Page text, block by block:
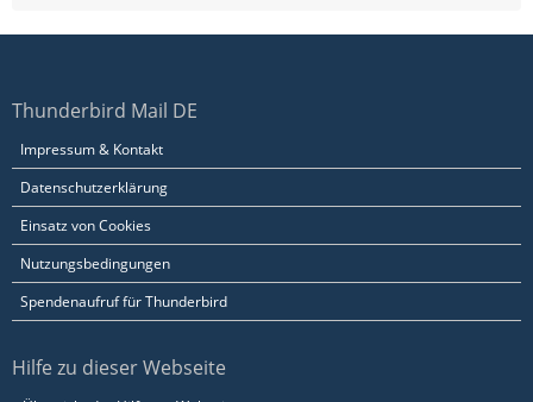
Thunderbird Mail DE
Impressum & Kontakt
Datenschutzerklärung
Einsatz von Cookies
Nutzungsbedingungen
Spendenaufruf für Thunderbird
Hilfe zu dieser Webseite